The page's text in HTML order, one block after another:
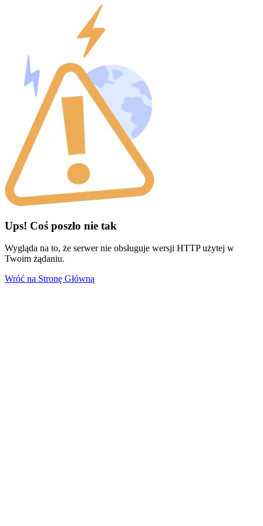
Ups! Coś poszło nie tak
Wygląda na to, że serwer nie obsługuje wersji HTTP użytej w
Twoim żądaniu.
Wróć na Stronę Główną